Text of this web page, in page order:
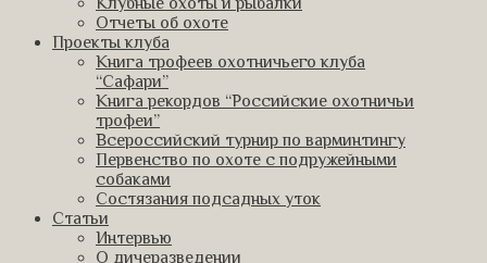
Отчеты об охоте
Проекты клуба
Книга трофеев охотничьего клуба
“Сафари”
Книга рекордов “Российские охотничьи
трофеи”
Всероссийский турнир по варминтингу
Первенство по охоте с подружейными
собаками
Состязания подсадных уток
Статьи
Интервью
О дичеразведении